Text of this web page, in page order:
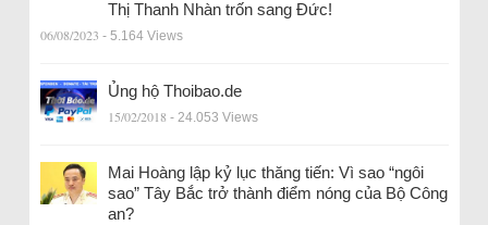
Thị Thanh Nhàn trốn sang Đức!
06/08/2023 - 5.164 Views
Ủng hộ Thoibao.de
15/02/2018 - 24.053 Views
Mai Hoàng lập kỷ lục thăng tiến: Vì sao “ngôi
sao” Tây Bắc trở thành điểm nóng của Bộ Công
an?